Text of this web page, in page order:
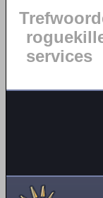
services